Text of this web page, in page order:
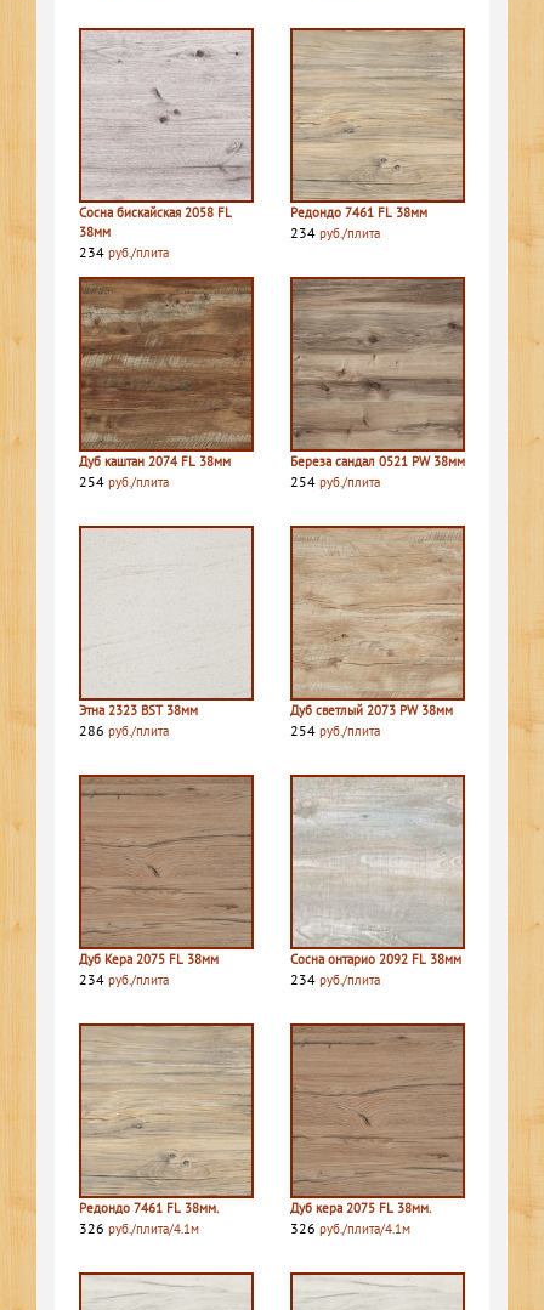
Сосна бискайская 2058 FL
38мм
234 руб./плита
Редондо 7461 FL 38мм
234 руб./плита
Дуб каштан 2074 FL 38мм
254 руб./плита
Береза сандал 0521 PW 38мм
254 руб./плита
Этна 2323 BST 38мм
286 руб./плита
Дуб светлый 2073 PW 38мм
254 руб./плита
Дуб Кера 2075 FL 38мм
234 руб./плита
Сосна онтарио 2092 FL 38мм
234 руб./плита
Редондо 7461 FL 38мм.
326 руб./плита/4.1м
Дуб кера 2075 FL 38мм.
326 руб./плита/4.1м